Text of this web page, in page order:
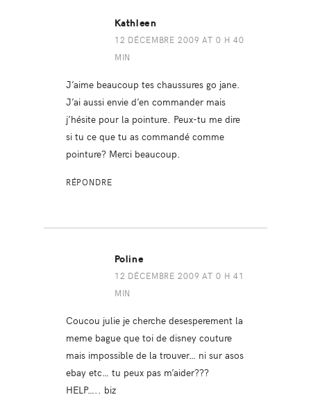
Kathleen
12 DÉCEMBRE 2009 AT 0 H 40
MIN
J’aime beaucoup tes chaussures go jane.
J’ai aussi envie d’en commander mais
j’hésite pour la pointure. Peux-tu me dire
si tu ce que tu as commandé comme
pointure? Merci beaucoup.
RÉPONDRE
Poline
12 DÉCEMBRE 2009 AT 0 H 41
MIN
Coucou julie je cherche desesperement la
meme bague que toi de disney couture
mais impossible de la trouver… ni sur asos
ebay etc… tu peux pas m’aider???
HELP….. biz